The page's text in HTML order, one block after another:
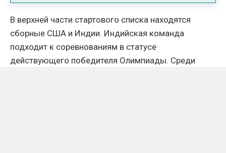
В верхней части стартового списка находятся
сборные США и Индии. Индийская команда
подходит к соревнованиям в статусе
действующего победителя Олимпиады. Среди